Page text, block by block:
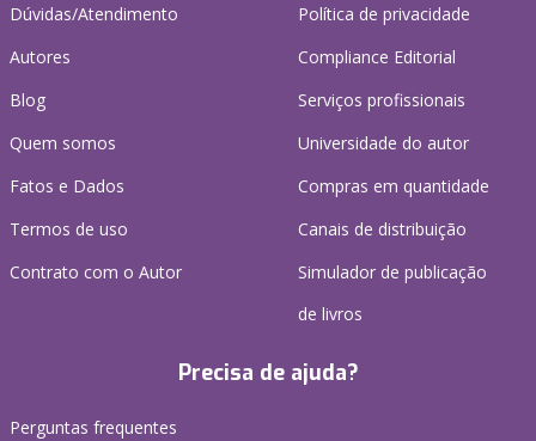
Dúvidas/Atendimento
Autores
Blog
Quem somos
Fatos e Dados
Termos de uso
Contrato com o Autor
Política de privacidade
Compliance Editorial
Serviços profissionais
Universidade do autor
Compras em quantidade
Canais de distribuição
Simulador de publicação
de livros
Precisa de ajuda?
Perguntas frequentes